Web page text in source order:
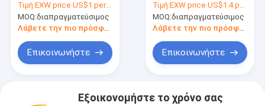
με Woolpile
Τιμή:EXW price US$1 per piece
MOQ:διαπραγματεύσιμος
Λάβετε την πιο πρόσφατη τιμή
Επικοινωνήστε
κατώτατων
σφραγίδων πορτών
PVC
Τιμή:EXW price US$1.4 per piece
MOQ:διαπραγματεύσιμος
Λάβετε την πιο πρόσφατη τιμή
Επικοινωνήστε
Εξοικονομήστε το χρόνο σας